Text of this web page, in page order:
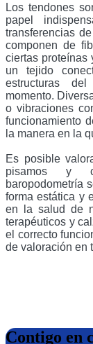
Los tendones
papel
transferencias
componen de
ciertas proteínas
un tejido
estructuras
momento.
o vibraciones
funcionamiento
la manera en la
Es posible
pisamos y
baropodometría
forma estática y
en la salud de
terapéuticos y
el correcto
de valoración en
Contigo en